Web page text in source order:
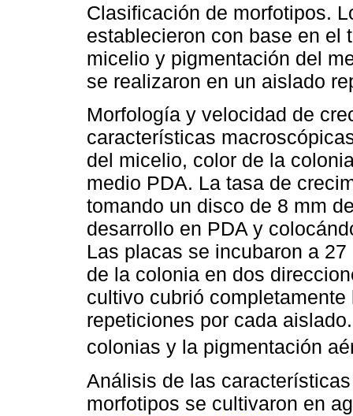
Clasificación de morfotipos.
establecieron con base en el
micelio y pigmentación del
se realizaron en un aislado
Morfología y velocidad de
características
del micelio, color de la
medio PDA. La tasa de
tomando un disco de 8 mm
desarrollo en PDA y
Las placas se incubaron a
de la colonia en dos
cultivo cubrió
repeticiones por cada
colonias y la pigmentación
Análisis de las
morfotipos se cultivaron en